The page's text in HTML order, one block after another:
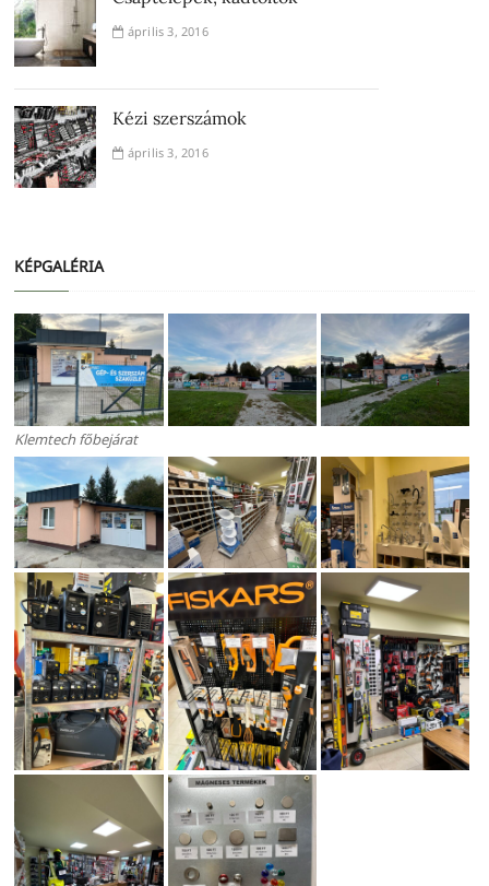
április 3, 2016
Kézi szerszámok
április 3, 2016
KÉPGALÉRIA
Klemtech főbejárat